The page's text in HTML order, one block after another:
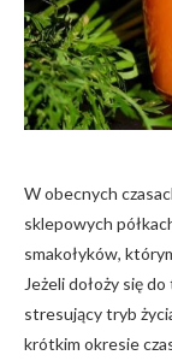
W obecnych
sklepowych
smakołyków,
Jeżeli dołoży się
stresujący tryb
krótkim okresie